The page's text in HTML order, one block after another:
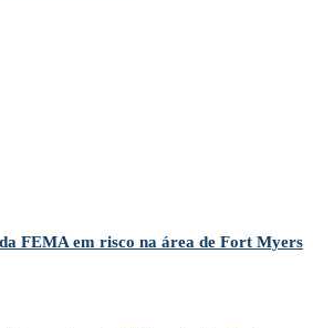
FEMA em risco na área de Fort Myers